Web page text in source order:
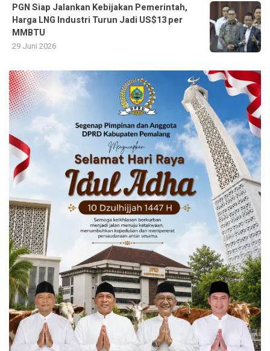
PGN Siap Jalankan Kebijakan Pemerintah,
Harga LNG Industri Turun Jadi US$13 per
MMBTU
29 Juni 2026